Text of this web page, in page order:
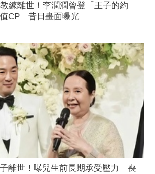
練離世！李潤潤曾登「王子的約
CP 昔日畫面曝光
離世！曝兒生前長期承受壓力 喪